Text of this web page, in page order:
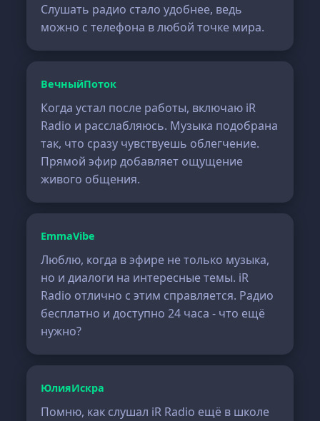
Слушать радио стало удобнее, ведь
можно с телефона в любой точке мира.
ВечныйПоток
Когда устал после работы, включаю iR
Radio и расслабляюсь. Музыка подобрана
так, что сразу чувствуешь облегчение.
Прямой эфир добавляет ощущение
живого общения.
EmmaVibe
Люблю, когда в эфире не только музыка,
но и диалоги на интересные темы. iR
Radio отлично с этим справляется. Радио
бесплатно и доступно 24 часа - что ещё
нужно?
ЮлияИскра
Помню, как слушал iR Radio ещё в школе